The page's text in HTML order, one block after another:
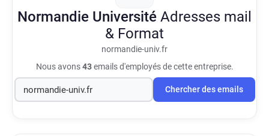
Normandie Université Adresses mail
& Format
normandie-univ.fr
Nous avons43emails d'employés de cette entreprise.
Chercher des emails